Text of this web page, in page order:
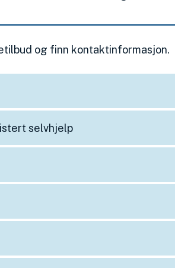
og finn kontaktinformasjon.
selvhjelp